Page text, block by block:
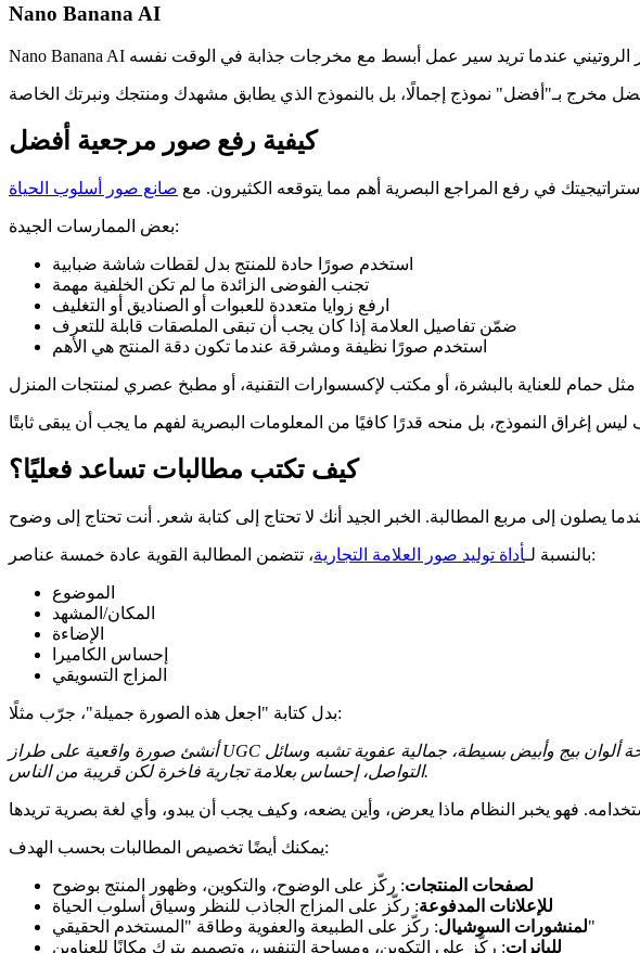
Nano Banana AI
كيفية رفع صور مرجعية أفضل
استراتيجيتك في رفع المراجع البصرية أهم مما يتوقعه الكثيرون. مع
بعض الممارسات الجيدة:
استخدم صورًا حادة للمنتج بدل لقطات شاشة ضبابية
تجنب الفوضى الزائدة ما لم تكن الخلفية مهمة
ارفع زوايا متعددة للعبوات أو الصناديق أو التغليف
ضمّن تفاصيل العلامة إذا كان يجب أن تبقى الملصقات قابلة للتعرف
استخدم صورًا نظيفة ومشرقة عندما تكون دقة المنتج هي الأهم
كيف تكتب مطالبات تساعد فعليًا؟
بالنسبة لـأداة توليد صور العلامة التجارية ، تتضمن المطالبة القوية عادة خمسة عناصر:
الموضوع
المكان/المشهد
الإضاءة
إحساس الكاميرا
المزاج التسويقي
بدل كتابة "اجعل هذه الصورة جميلة"، جرّب مثلًا:
أنشئ صورة واقعية على طراز UGC لعناية بالبشرة، تُظهر زجاجة السيروم المرفوعة على رف حمام نظيف، ضوء صباحي ناعم، ظلال طبيعية، لوحة ألوان بيج وأبيض بسيطة، جمالية عفوية تشبه وسائل
التواصل، إحساس بعلامة تجارية فاخرة لكن قريبة من الناس.
يمكنك أيضًا تخصيص المطالبات بحسب الهدف:
لصفحات المنتجات: ركّز على الوضوح، والتكوين، وظهور المنتج بوضوح
للإعلانات المدفوعة: ركّز على المزاج الجاذب للنظر وسياق أسلوب الحياة
لمنشورات السوشيال: ركّز على الطبيعة والعفوية وطاقة "المستخدم الحقيقي"
للبانرات: ركّز على التكوين، ومساحة التنفس، وتصميم يترك مكانًا للعناوين